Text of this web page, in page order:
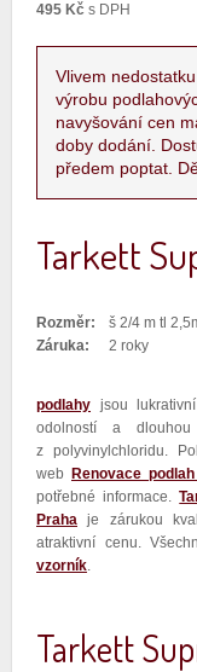
495 Kč s DPH
Vlivem
výrobu
navyšování cen
doby dodání.
předem poptat.
Tarkett
Rozměr:
š 2/4 m tl
Záruka:
2 roky
podlahy jsou
odolností a
z polyvinylchloridu.
web
Renovace
potřebné informace.
Praha je zárukou
atraktivní cenu.
vzorník.
Tarkett